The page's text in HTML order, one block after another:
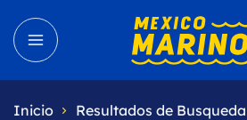
Inicio Resultados de Busqueda